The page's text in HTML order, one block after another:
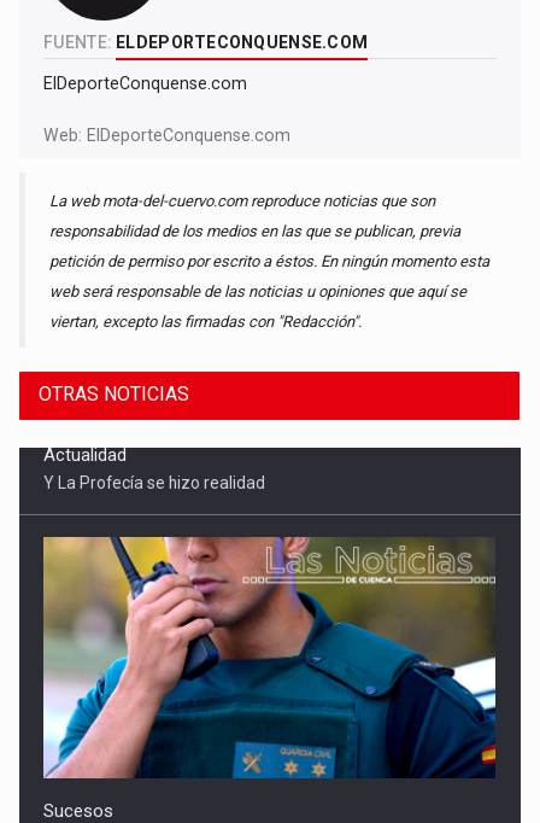
FUENTE: ELDEPORTECONQUENSE.COM
ElDeporteConquense.com
Web: ElDeporteConquense.com
La web mota-del-cuervo.com reproduce noticias que son
responsabilidad de los medios en las que se publican, previa
petición de permiso por escrito a éstos. En ningún momento esta
web será responsable de las noticias u opiniones que aquí se
viertan, excepto las firmadas con "Redacción".
OTRAS NOTICIAS
Sucesos
Detenidas tres mujeres por robar 21.000 euros a un anciano